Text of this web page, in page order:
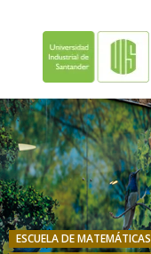
ESCUELA DE MATEMÁTICAS